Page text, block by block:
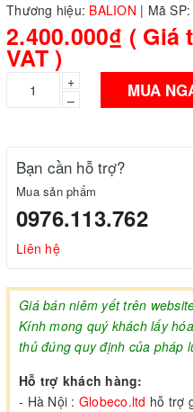
Thương hiệu: BALION | Mã SP:
2.400.000₫ (
VAT )
+
–
MUA
Bạn cần hỗ trợ?
Mua sản phẩm
0976.113.762
Liên hệ
Giá bán niêm yết trên
Kính mong quý khách lấy
thủ đúng quy định của pháp
Hỗ trợ khách hàng:
- Hà Nội : Globeco.ltd hỗ trợ